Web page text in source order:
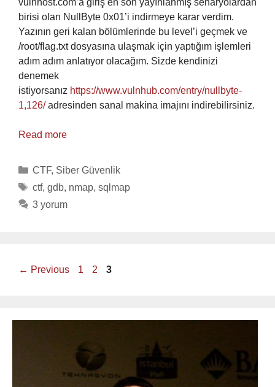
vulnhost.com’a giriş en son yayınlanmış senaryolardan
birisi olan NullByte 0x01’i indirmeye karar verdim.
Yazının geri kalan bölümlerinde bu level’i geçmek ve
/root/flag.txt dosyasına ulaşmak için yaptığım işlemleri
adım adım anlatıyor olacağım. Sizde kendinizi
denemek
istiyorsanız https://www.vulnhub.com/entry/nullbyte-
1,126/adresinden sanal makina imajını indirebilirsiniz.
Read more
Categories
CTF, Siber Güvenlik
Tags
ctf, gdb, nmap, sqlmap
3 yorum
← Previous Page
1 Page
2 Page
3